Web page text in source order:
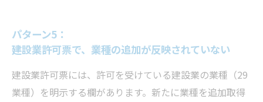
パターン5：
建設業許可票で、業種の追加が反映されていない
建設業許可票には、許可を受けている建設業の業種（29
業種）を明示する欄があります。新たに業種を追加取得